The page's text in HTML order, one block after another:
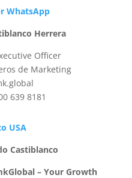
WhatsApp
Herrera
Officer
de Marketing
639 8181
USA
Castiblanco
– Your Growth